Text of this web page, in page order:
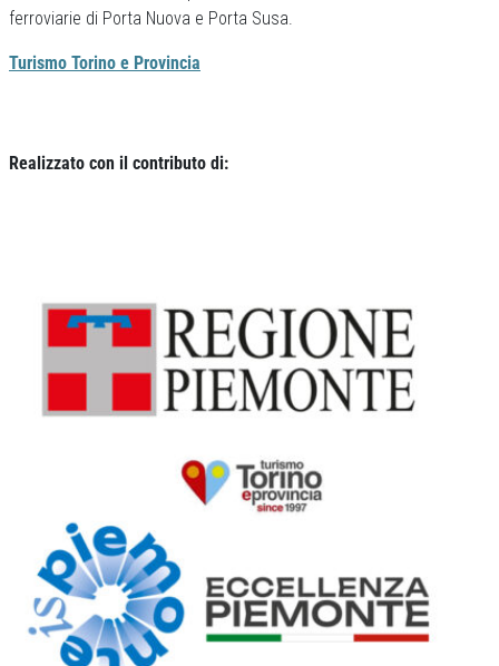
ferroviarie di Porta Nuova e Porta Susa.
Turismo Torino e Provincia
Realizzato con il contributo di: